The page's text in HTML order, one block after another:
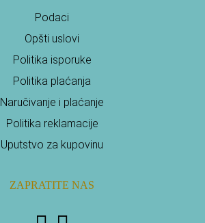
Podaci
Opšti uslovi
Politika isporuke
Politika plaćanja
Naručivanje i plaćanje
Politika reklamacije
Uputstvo za kupovinu
ZAPRATITE NAS